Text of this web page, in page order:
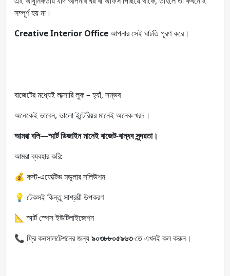
সম্পূর্ণ হয় না।
Creative Interior Officeআপনার সেই ঘাটতি পূরণ করে।
বাজেটের মধ্যেই লাক্সারি লুক – হ্যাঁ, সম্ভব
অনেকেই ভাবেন, ভালো ইন্টেরিয়র মানেই অনেক খরচ।
আমরা বলি—স্মার্ট ডিজাইন মানেই বাজেট-বান্ধব সুন্দরতা।
আমরা ব্যবহার করি:
💰 কস্ট-এফেক্টিভ মডুলার সলিউশন
💡 টেকসই কিন্তু সাশ্রয়ী উপকরণ
📐 স্মার্ট স্পেস ইউটিলাইজেশন
📞 ফ্রি কনসালটেশনের জন্য৯০৩৮৮০৫৯৬৩-তে এখনই কল করুন।